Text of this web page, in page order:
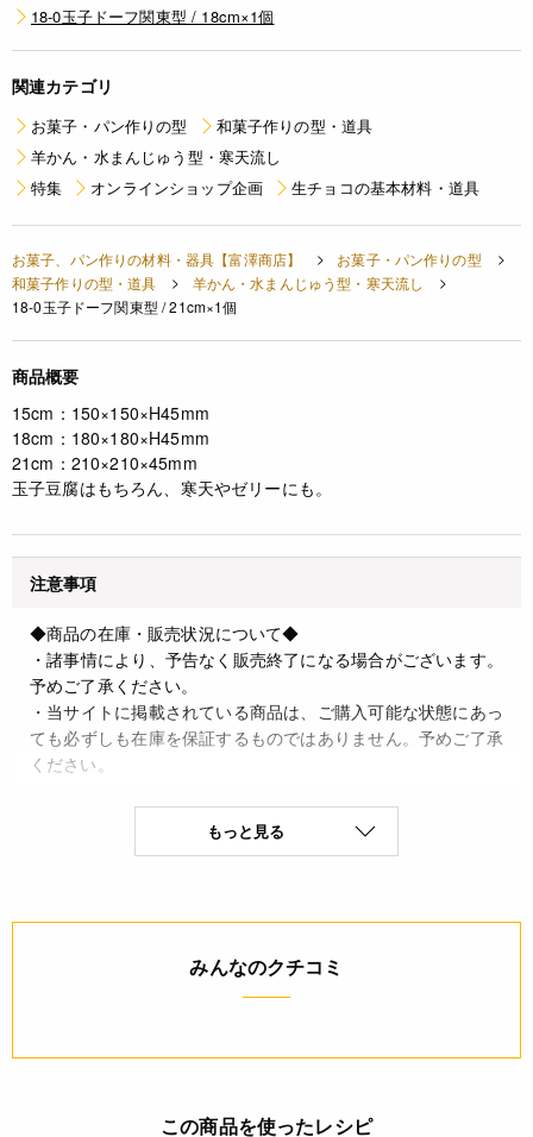
18-0玉子ドーフ関東型 / 18cm×1個
関連カテゴリ
お菓子・パン作りの型
和菓子作りの型・道具
羊かん・水まんじゅう型・寒天流し
特集
オンラインショップ企画 生チョコの基本材料・道具
お菓子、パン作りの材料・器具【富澤商店】
お菓子・パン作りの型
和菓子作りの型・道具
羊かん・水まんじゅう型・寒天流し
18-0玉子ドーフ関東型 / 21cm×1個
商品概要
15cm：150×150×H45mm
18cm：180×180×H45mm
21cm：210×210×45mm
玉子豆腐はもちろん、寒天やゼリーにも。
注意事項
◆商品の在庫・販売状況について◆
・諸事情により、予告なく販売終了になる場合がございます。
予めご了承ください。
・当サイトに掲載されている商品は、ご購入可能な状態にあっ
ても必ずしも在庫を保証するものではありません。予めご了承
ください。
JANコード
もっと見る
みんなのクチコミ
この商品を使ったレシピ